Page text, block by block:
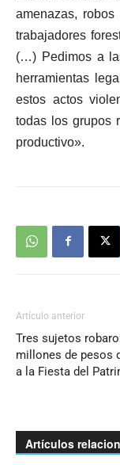
amenazas,
trabajadores
(…) Pedimos a
herramientas
estos actos
todas los grupos
productivo».
Artículo anterior
Tres sujetos
millones de pesos
a la Fiesta del
Artículos